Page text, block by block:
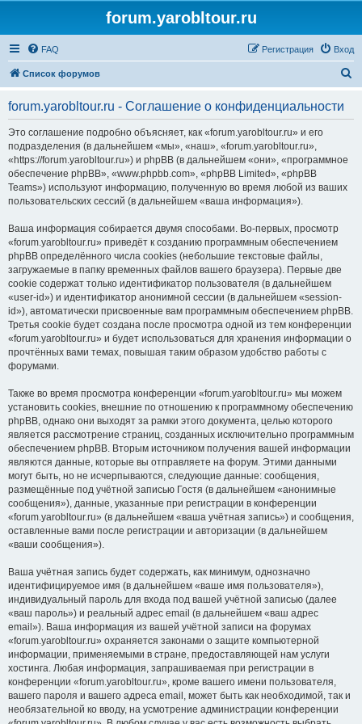
forum.yarobltour.ru
FAQ Вход
Регистрация
Список форумов
forum.yarobltour.ru - Соглашение о конфиденциальности
Это соглашение подробно объясняет, как «forum.yarobltour.ru» и его
подразделения (в дальнейшем «мы», «наш», «forum.yarobltour.ru»,
«https://forum.yarobltour.ru») и phpBB (в дальнейшем «они», «программное
обеспечение phpBB», «www.phpbb.com», «phpBB Limited», «phpBB
Teams») используют информацию, полученную во время любой из ваших
пользовательских сессий (в дальнейшем «ваша информация»).
Ваша информация собирается двумя способами. Во-первых, просмотр
«forum.yarobltour.ru» приведёт к созданию программным обеспечением
phpBB определённого числа cookies (небольшие текстовые файлы,
загружаемые в папку временных файлов вашего браузера). Первые две
cookie содержат только идентификатор пользователя (в дальнейшем
«user-id») и идентификатор анонимной сессии (в дальнейшем «session-
id»), автоматически присвоенные вам программным обеспечением phpBB.
Третья cookie будет создана после просмотра одной из тем конференции
«forum.yarobltour.ru» и будет использоваться для хранения информации о
прочтённых вами темах, повышая таким образом удобство работы с
форумами.
Также во время просмотра конференции «forum.yarobltour.ru» мы можем
установить cookies, внешние по отношению к программному обеспечению
phpBB, однако они выходят за рамки этого документа, целью которого
является рассмотрение страниц, созданных исключительно программным
обеспечением phpBB. Вторым источником получения вашей информации
являются данные, которые вы отправляете на форум. Этими данными
могут быть, но не исчерпываются, следующие данные: сообщения,
размещённые под учётной записью Гостя (в дальнейшем «анонимные
сообщения»), данные, указанные при регистрации в конференции
«forum.yarobltour.ru» (в дальнейшем «ваша учётная запись») и сообщения,
оставленные вами после регистрации и авторизации (в дальнейшем
«ваши сообщения»).
Ваша учётная запись будет содержать, как минимум, однозначно
идентифицируемое имя (в дальнейшем «ваше имя пользователя»),
индивидуальный пароль для входа под вашей учётной записью (далее
«ваш пароль») и реальный адрес email (в дальнейшем «ваш адрес
email»). Ваша информация из вашей учётной записи на форумах
«forum.yarobltour.ru» охраняется законами о защите компьютерной
информации, применяемыми в стране, предоставляющей нам услуги
хостинга. Любая информация, запрашиваемая при регистрации в
конференции «forum.yarobltour.ru», кроме вашего имени пользователя,
вашего пароля и вашего адреса email, может быть как необходимой, так и
необязательной ко вводу, на усмотрение администрации конференции